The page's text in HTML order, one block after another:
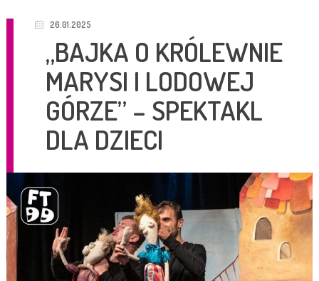
26.01.2025
„BAJKA O KRÓLEWNIE
MARYSI I LODOWEJ
GÓRZE” – SPEKTAKL
DLA DZIECI